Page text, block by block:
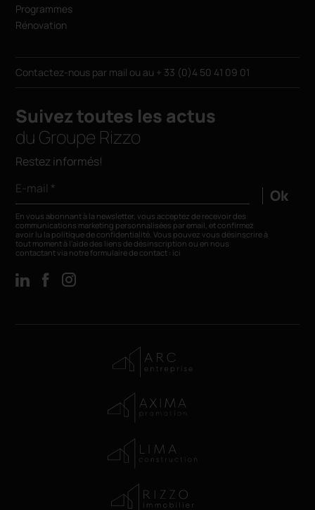
Programmes
Rénovation
Contactez-nous par mail ou au + 33 (0)4 50 41 09 01
Suivez toutes les actus
du Groupe Rizzo
Restez informés!
E-mail *
Ok
En vous abonnant à la newsletter, vous acceptez de recevoir des
communications marketing personnalisées par email, et confirmez
avoir lu la politique de confidentialité. Vous pouvez vous désinscrire à
tout moment à l’aide des liens de désinscription ou en nous
contactant via notre formulaire de contact : ici